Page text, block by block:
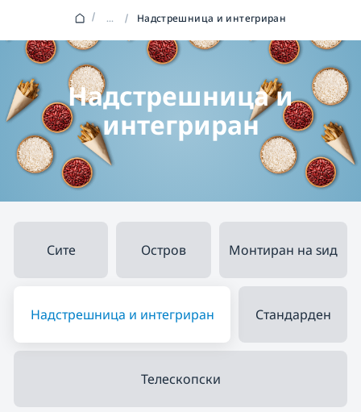
/ ... / Надстрешница и интегриран
Надстрешница и
интегриран
Сите Остров Монтиран на ѕид
Надстрешница и интегриран Стандарден
Телескопски